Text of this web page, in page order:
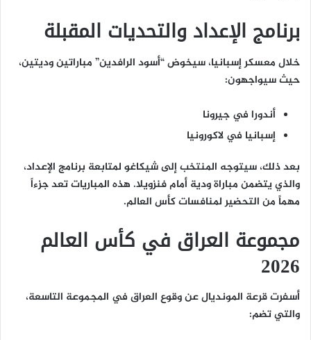
برنامج الإعداد والتحديات المقبلة
خلال معسكر إسبانيا، سيخوض “أسود الرافدين” مباراتين وديتين،
حيث سيواجهون:
أندورا في جيرونا
إسبانيا في لاكورونيا
بعد ذلك، سيتوجه المنتخب إلى شيكاغو لمتابعة برنامج الإعداد،
والذي يتضمن مباراة ودية أمام فنزويلا. هذه المباريات تعد جزءاً
مهماً من التحضير لمنافسات كأس العالم.
مجموعة العراق في كأس العالم
2026
أسفرت قرعة المونديال عن وقوع العراق في المجموعة التاسعة،
والتي تضم: